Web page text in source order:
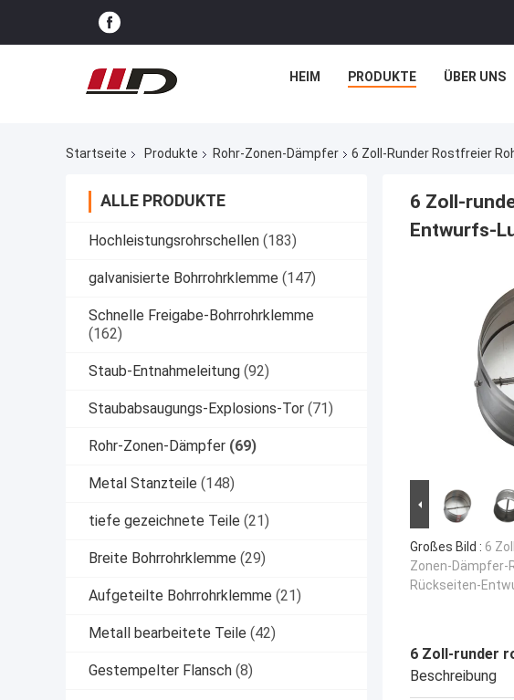
HEIM PRODUKTE ÜBER UNS
Startseite Produkte Rohr-Zonen-Dämpfer 6 Zoll-Runder Rostfreier
ALLE PRODUKTE
Hochleistungsrohrschellen (183)
galvanisierte Bohrrohrklemme (147)
Schnelle Freigabe-Bohrrohrklemme
(162)
Staub-Entnahmeleitung (92)
Staubabsaugungs-Explosions-Tor (71)
Rohr-Zonen-Dämpfer (69)
Metal Stanzteile (148)
tiefe gezeichnete Teile (21)
Breite Bohrrohrklemme (29)
Aufgeteilte Bohrrohrklemme (21)
Metall bearbeitete Teile (42)
Gestempelter Flansch (8)
6 Zoll-
Entwurfs-
Großes Bild : 6
Zonen-Dämpfer-
Rückseiten-
6 Zoll-runder
Beschreibung